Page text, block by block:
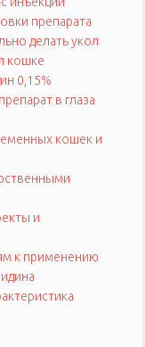
препарата
делать укол
кошке
0,15%
в глаза
кошек и
и
к применению